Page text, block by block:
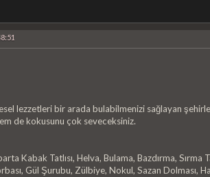
lezzetleri bir arada bulabilmenizi sağlayan
de kokusunu çok seveceksiniz.
Kabak Tatlısı, Helva, Bulama, Bazdırma,
Gül Şurubu, Zülbiye, Nokul, Sazan Dolması,